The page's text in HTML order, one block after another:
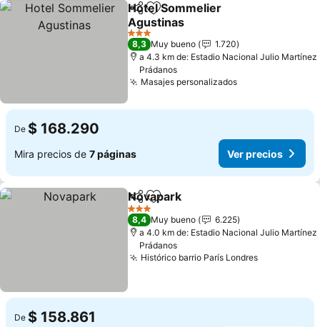
CompartirAgregar a favoritos
Hotel Sommelier
Agustinas
Ver precios
3 Estrellas
8,3 Muy bueno
1.720
a 4.3 km de: Estadio Nacional Julio Martínez
Prádanos
Masajes personalizadosVer precios
De $ 168.290
Mira precios de 7 páginas Ver precios
CompartirAgregar a favoritos
Novapark
3 Estrellas
8,4 Muy bueno
6.225
a 4.0 km de: Estadio Nacional Julio Martínez
Prádanos
Histórico barrio París LondresVer precios
De $ 158.861